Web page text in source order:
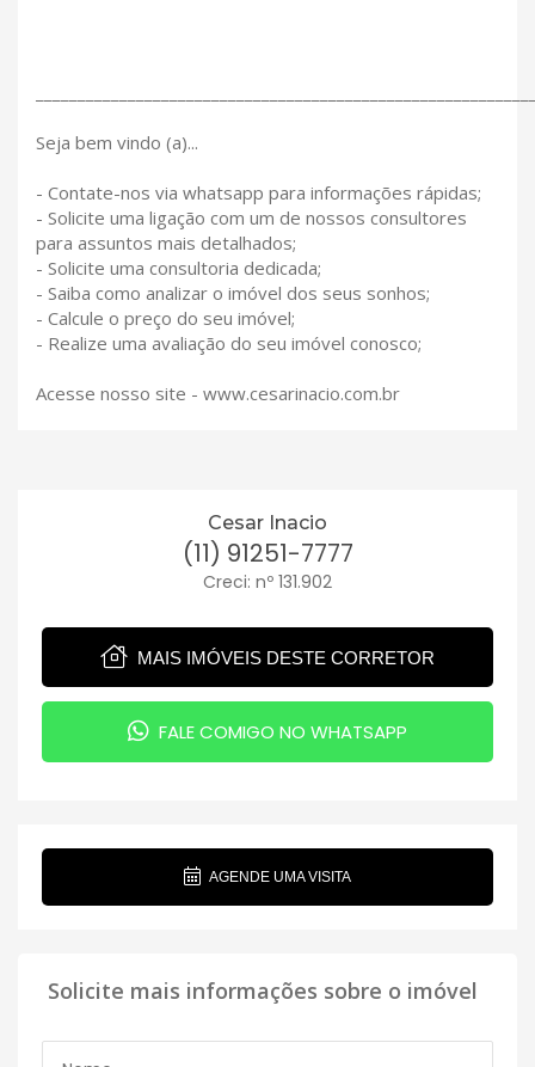
Seja bem vindo (a)...
- Contate-nos via whatsapp para informações rápidas;
- Solicite uma ligação com um de nossos consultores
para assuntos mais detalhados;
- Solicite uma consultoria dedicada;
- Saiba como analizar o imóvel dos seus sonhos;
- Calcule o preço do seu imóvel;
- Realize uma avaliação do seu imóvel conosco;
Acesse nosso site - www.cesarinacio.com.br
Cesar Inacio
(11) 91251-7777
Creci: nº 131.902
MAIS IMÓVEIS DESTE CORRETOR
FALE COMIGO NO WHATSAPP
AGENDE UMA VISITA
Solicite mais informações sobre o imóvel